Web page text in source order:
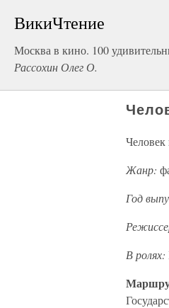
ВикиЧтение
Москва в кино. 100
Рассохин Олег О.
Человек
Жанр:
Год
В ролях: